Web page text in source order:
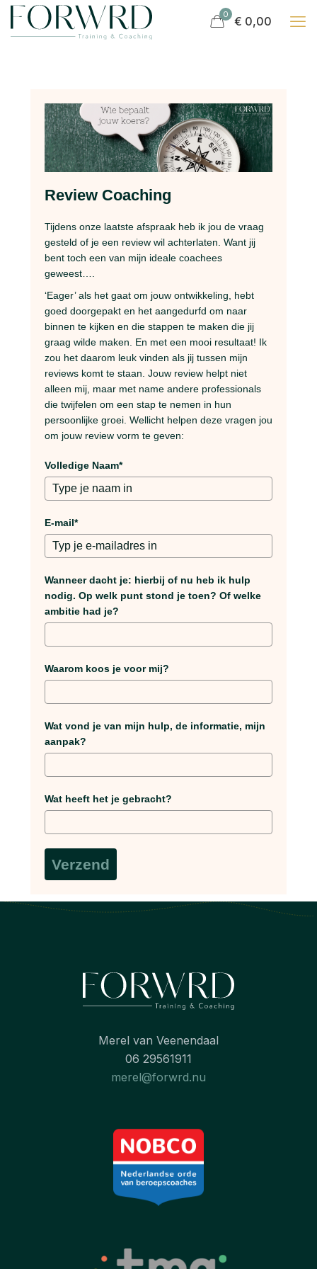
0 € 0,00
Review Coaching
Tijdens onze laatste afspraak heb ik jou de vraag
gesteld of je een review wil achterlaten. Want jij
bent toch een van mijn ideale coachees
geweest….
‘Eager’ als het gaat om jouw ontwikkeling, hebt
goed doorgepakt en het aangedurfd om naar
binnen te kijken en die stappen te maken die jij
graag wilde maken. En met een mooi resultaat! Ik
zou het daarom leuk vinden als jij tussen mijn
reviews komt te staan. Jouw review helpt niet
alleen mij, maar met name andere professionals
die twijfelen om een stap te nemen in hun
persoonlijke groei. Wellicht helpen deze vragen jou
om jouw review vorm te geven:
Volledige Naam*
E-mail*
Wanneer dacht je: hierbij of nu heb ik hulp
nodig. Op welk punt stond je toen? Of welke
ambitie had je?
Waarom koos je voor mij?
Wat vond je van mijn hulp, de informatie, mijn
aanpak?
Wat heeft het je gebracht?
Verzend
Merel van Veenendaal
06 29561911
merel@forwrd.nu